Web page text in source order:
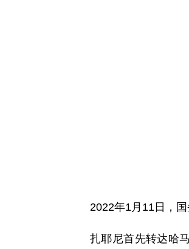
2022年1月11日，
扎耶尼首先转达哈